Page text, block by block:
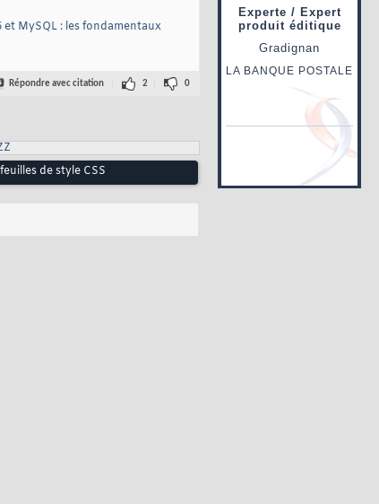
et MySQL : les fondamentaux
Répondre avec citation 2 0
de style CSS